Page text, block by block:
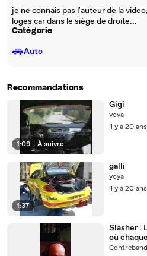
je ne connais pas l'auteur de la
loges car dans le siège de droite...
Catégorie
🚗Auto
Recommandations
1:09 À suivre
Gigi
yoya
il y a 20 ans
1:37
galli
yoya
il y a 20 ans
Slasher :
où